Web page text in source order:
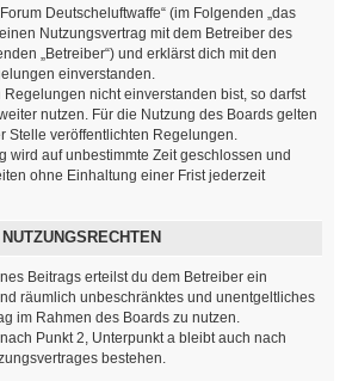
Deutscheluftwaffe“ (im Folgenden „das
Nutzungsvertrag mit dem Betreiber des
„Betreiber“) und erklärst dich mit den
einverstanden.
nicht einverstanden bist, so darfst
nutzen. Für die Nutzung des Boards gelten
Stelle veröffentlichten Regelungen.
wird auf unbestimmte Zeit geschlossen und
ohne Einhaltung einer Frist jederzeit
Beitrags erteilst du dem Betreiber ein
räumlich unbeschränktes und unentgeltliches
im Rahmen des Boards zu nutzen.
Punkt 2, Unterpunkt a bleibt auch nach
bestehen.